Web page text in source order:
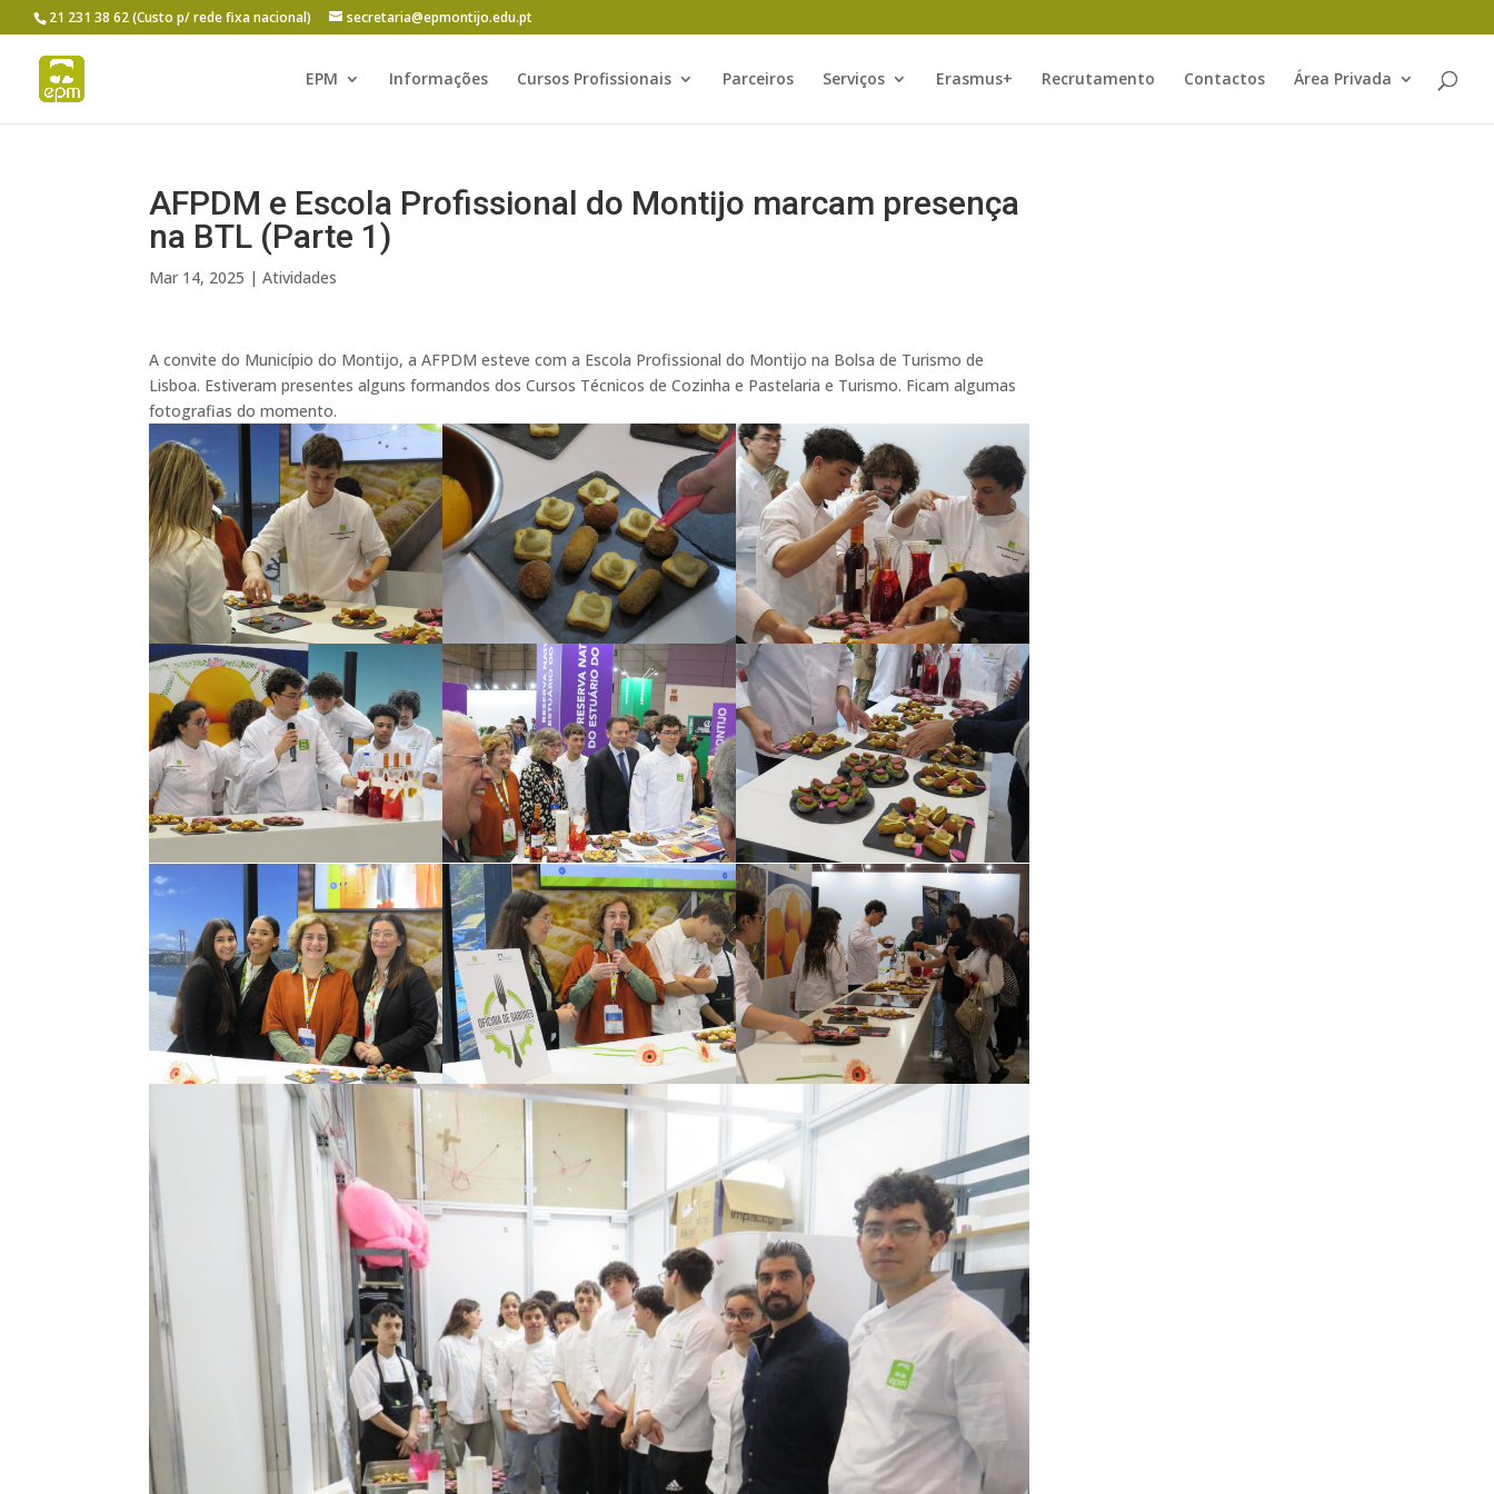
21 231 38 62 (Custo p/ rede fixa nacional) secretaria@epmontijo.edu.pt
EPM Informações Cursos Profissionais Parceiros Serviços Erasmus+ Recrutamento Contactos Área Privada
AFPDM e Escola Profissional do Montijo marcam presença
na BTL (Parte 1)
Mar 14, 2025 |Atividades
A convite do Município do Montijo, a AFPDM esteve com a Escola Profissional do Montijo na Bolsa de Turismo de
Lisboa. Estiveram presentes alguns formandos dos Cursos Técnicos de Cozinha e Pastelaria e Turismo. Ficam algumas
fotografias do momento.